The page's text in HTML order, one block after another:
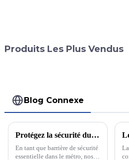
Produits Les Plus Vendus
Blog Connexe
Protégez la sécurité du métro et montrez les avantages des profilés en aluminium !
En tant que barrière de sécurité
essentielle dans le métro, nos